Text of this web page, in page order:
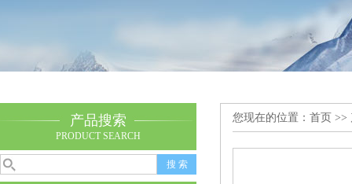
产品搜索
PRODUCT SEARCH
您现在的位置： 首页 >>